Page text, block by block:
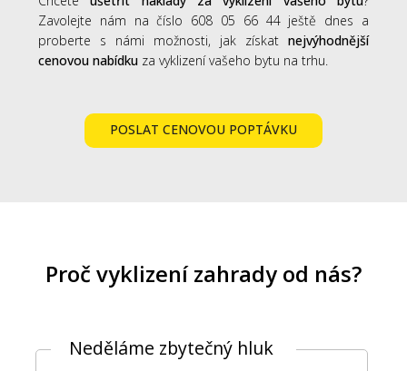
Zavolejte nám na číslo 608 05 66 44 ještě dnes a
proberte s námi možnosti, jak získat nejvýhodnější
cenovou nabídku za vyklizení vašeho bytu na trhu.
POSLAT CENOVOU POPTÁVKU
Proč vyklizení zahrady od nás?
Neděláme zbytečný hluk